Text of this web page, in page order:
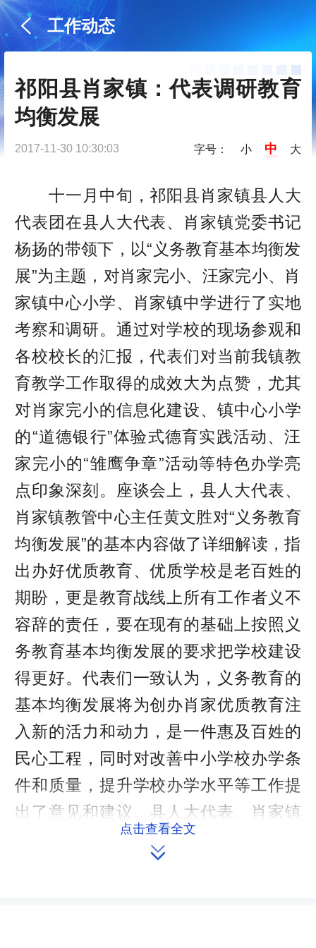
工作动态
祁阳县肖家镇：代表调研教育
均衡发展
2017-11-30 10:30:03 字号： 小 中 大
十一月中旬，祁阳县肖家镇县人大
代表团在县人大代表、肖家镇党委书记
杨扬的带领下，以“义务教育基本均衡发
展”为主题，对肖家完小、汪家完小、肖
家镇中心小学、肖家镇中学进行了实地
考察和调研。通过对学校的现场参观和
各校校长的汇报，代表们对当前我镇教
育教学工作取得的成效大为点赞，尤其
对肖家完小的信息化建设、镇中心小学
的“道德银行”体验式德育实践活动、汪
家完小的“雏鹰争章”活动等特色办学亮
点印象深刻。座谈会上，县人大代表、
肖家镇教管中心主任黄文胜对“义务教育
均衡发展”的基本内容做了详细解读，指
出办好优质教育、优质学校是老百姓的
期盼，更是教育战线上所有工作者义不
容辞的责任，要在现有的基础上按照义
务教育基本均衡发展的要求把学校建设
得更好。代表们一致认为，义务教育的
基本均衡发展将为创办肖家优质教育注
入新的活力和动力，是一件惠及百姓的
民心工程，同时对改善中小学校办学条
件和质量，提升学校办学水平等工作提
出了意见和建议。县人大代表、肖家镇
党委书记杨杨指出百年大计，教育为
本；教育大计，均衡为先。推进“义务教
点击查看全文
